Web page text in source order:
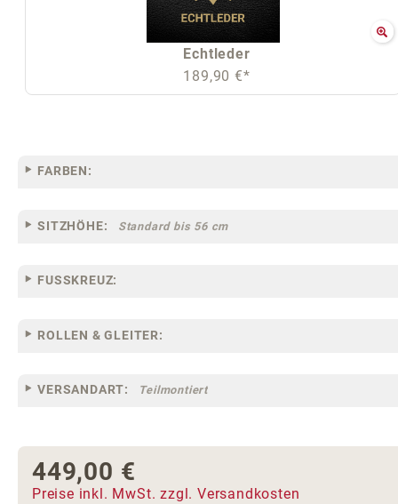
Echtleder
189,90 €*
FARBEN:
SITZHÖHE: Standard bis 56 cm
FUSSKREUZ:
ROLLEN & GLEITER:
VERSANDART: Teilmontiert
Regulärer Preis:
449,00 €
Preise inkl. MwSt. zzgl. Versandkosten